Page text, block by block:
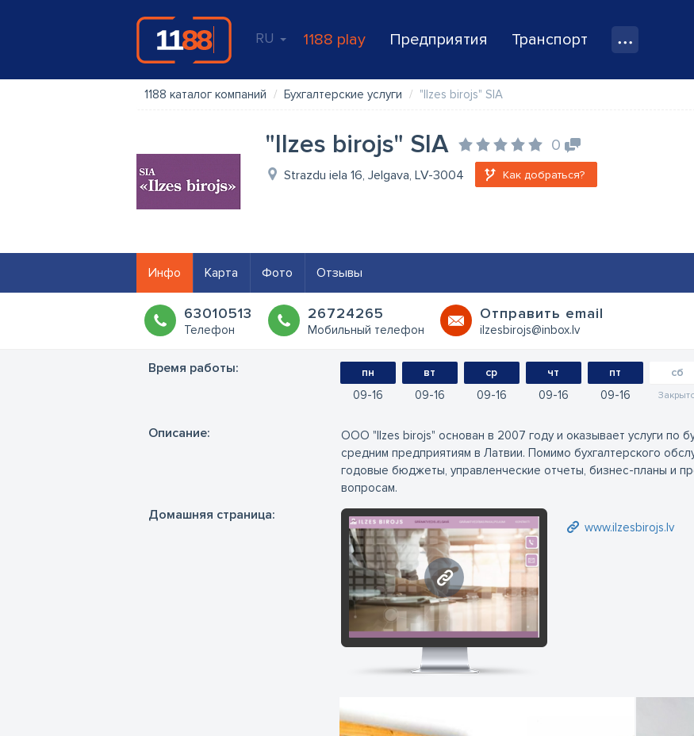
RU 1188 play Предприятия Транспорт
1188 каталог компаний Бухгалтерские услуги "Ilzes birojs" SIA
"Ilzes birojs" SIA 0
Strazdu iela 16, Jelgava, LV-3004 Как добраться?
Инфо Карта Фото Отзывы
63010513
Телефон
26724265
Мобильный телефон
Oтправить email
ilzesbirojs@inbox.lv
Время работы: пн
09 16
вт
09 16
ср
09 16
чт
09 16
пт
09 16
сб
Oписание:
ООО "Ilzes birojs" основан в 2007 году и оказывает услуги по
средним предприятиям в Латвии. Помимо бухгалтерского
годовые бюджеты, управленческие отчеты, бизнес-планы и
вопросам.
Домашняя страница:
www.ilzesbirojs.lv
www.ilzesbirojs.lv